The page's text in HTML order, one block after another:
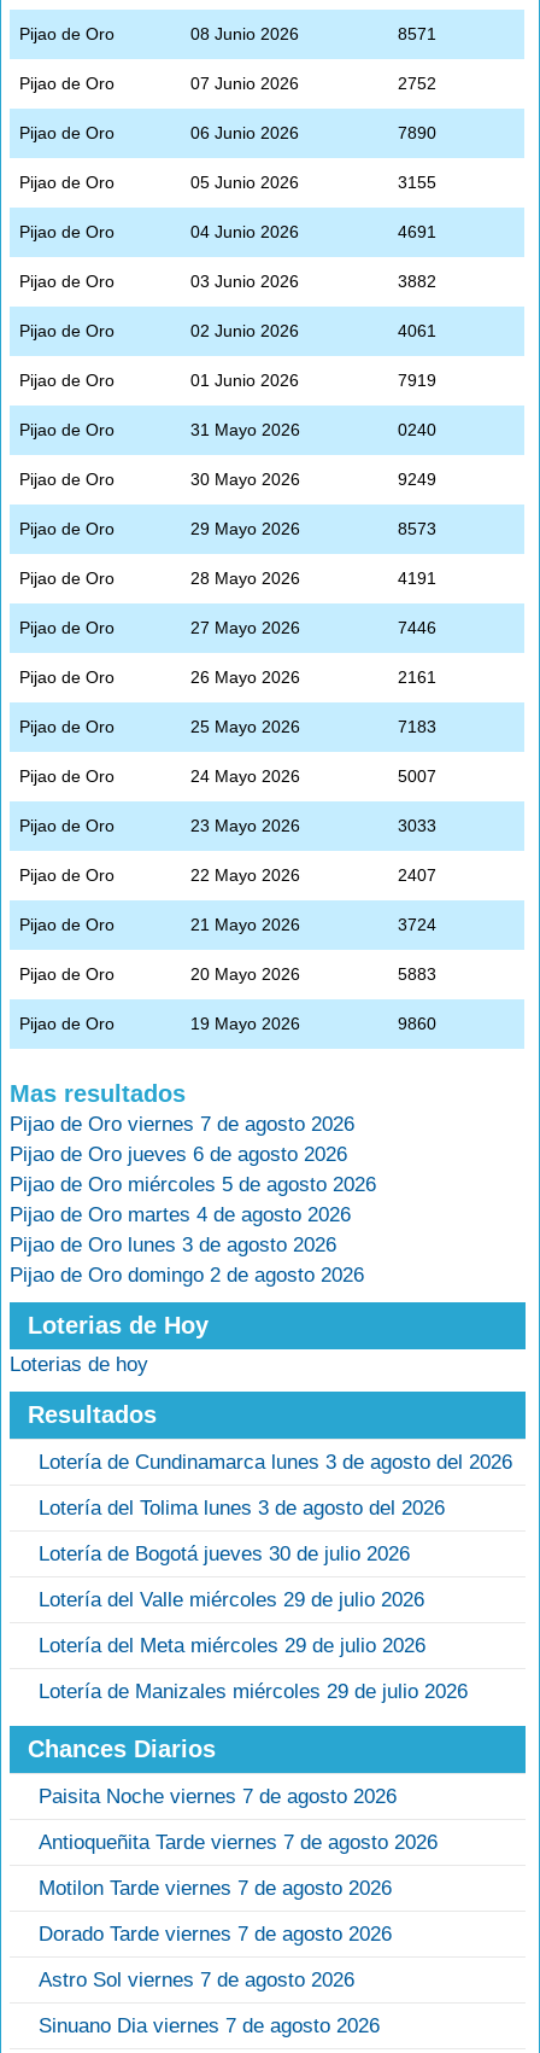
Pijao de Oro 08 Junio 2026 8571
Pijao de Oro 07 Junio 2026 2752
Pijao de Oro 06 Junio 2026 7890
Pijao de Oro 05 Junio 2026 3155
Pijao de Oro 04 Junio 2026 4691
Pijao de Oro 03 Junio 2026 3882
Pijao de Oro 02 Junio 2026 4061
Pijao de Oro 01 Junio 2026 7919
Pijao de Oro 31 Mayo 2026 0240
Pijao de Oro 30 Mayo 2026 9249
Pijao de Oro 29 Mayo 2026 8573
Pijao de Oro 28 Mayo 2026 4191
Pijao de Oro 27 Mayo 2026 7446
Pijao de Oro 26 Mayo 2026 2161
Pijao de Oro 25 Mayo 2026 7183
Pijao de Oro 24 Mayo 2026 5007
Pijao de Oro 23 Mayo 2026 3033
Pijao de Oro 22 Mayo 2026 2407
Pijao de Oro 21 Mayo 2026 3724
Pijao de Oro 20 Mayo 2026 5883
Pijao de Oro 19 Mayo 2026 9860
Mas resultados
Pijao de Oro viernes 7 de agosto 2026
Pijao de Oro jueves 6 de agosto 2026
Pijao de Oro miércoles 5 de agosto 2026
Pijao de Oro martes 4 de agosto 2026
Pijao de Oro lunes 3 de agosto 2026
Pijao de Oro domingo 2 de agosto 2026
Loterias de Hoy
Loterias de hoy
Resultados
Lotería de Cundinamarca lunes 3 de agosto del 2026
Lotería del Tolima lunes 3 de agosto del 2026
Lotería de Bogotá jueves 30 de julio 2026
Lotería del Valle miércoles 29 de julio 2026
Lotería del Meta miércoles 29 de julio 2026
Lotería de Manizales miércoles 29 de julio 2026
Chances Diarios
Paisita Noche viernes 7 de agosto 2026
Antioqueñita Tarde viernes 7 de agosto 2026
Motilon Tarde viernes 7 de agosto 2026
Dorado Tarde viernes 7 de agosto 2026
Astro Sol viernes 7 de agosto 2026
Sinuano Dia viernes 7 de agosto 2026